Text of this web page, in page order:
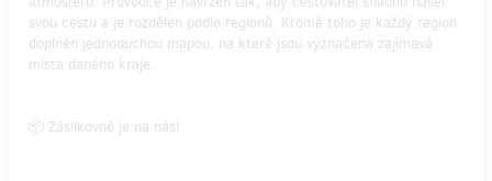
svou cestu a je rozdělen podle regionů. Kromě toho je každý region
doplněn jednoduchou mapou, na které jsou vyznačena zajímavá
místa daného kraje.
📦 Zásilkovné je na nás!